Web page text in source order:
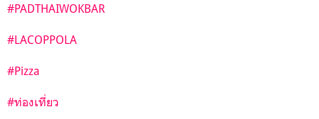
#PADTHAIWOKBAR
#LACOPPOLA
#Pizza
#ท่องเที่ยว